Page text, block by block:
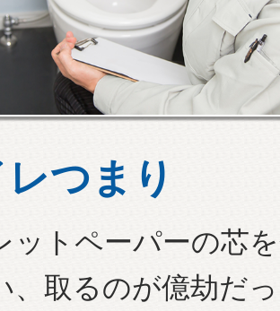
レつまり
ットペーパーの芯
、取るのが億劫だ